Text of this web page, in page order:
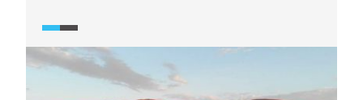
Na Pomezí a Na Špičáku jsou vytvořené v mramoru
– krystalickém vápenci. Jejich počátek datujeme
do vlhkého subtropického podnebí třetihor.
Unikátní tvary chodeb ve druhé jmenované jeskyni